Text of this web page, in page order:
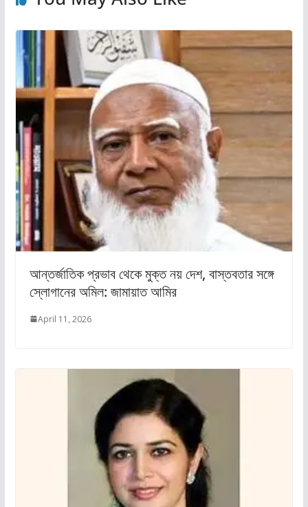
আন্তর্জাতিক প্রভাব থেকে মুক্ত নয় দেশ, বাস্তবতার সঙ্গে
স্লোগানের অমিল: জামায়াত আমির
April 11, 2026